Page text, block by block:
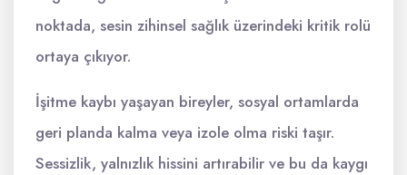
noktada, sesin zihinsel sağlık üzerindeki kritik rolü
ortaya çıkıyor.
İşitme kaybı yaşayan bireyler, sosyal ortamlarda
geri planda kalma veya izole olma riski taşır.
Sessizlik, yalnızlık hissini artırabilir ve bu da kaygı